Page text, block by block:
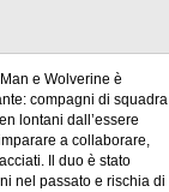
e Wolverine è
compagni di squadra
lontani dall’essere
a collaborare,
Il duo è stato
nel passato e rischia di